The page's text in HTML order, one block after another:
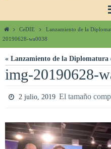
InicioCeDIE Lanzamiento de la
20190628-wa0038
« Lanzamiento de la Diplomatura
img-20190628-
2 julio, 2019 El tamaño